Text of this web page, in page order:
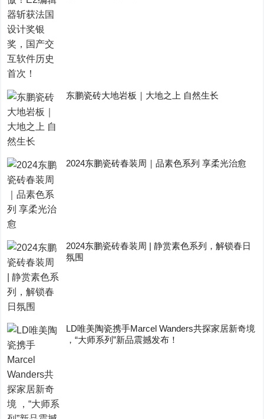
东鹏瓷砖大地岩板｜大地之上 自然生长
2024东鹏瓷砖春装周｜品素色系列 享柔光治愈
2024东鹏瓷砖春装周 | 静赏素色系列，解锁春日
氛围
LD唯美陶瓷携手Marcel Wanders共探家居新奇境
，“大师系列”新品震撼发布！